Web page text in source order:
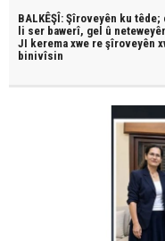
BALKÊŞÎ: Şîroveyên ku têde;
li ser bawerî, gel û
JI kerema xwe re şîroveyên
binivîsin